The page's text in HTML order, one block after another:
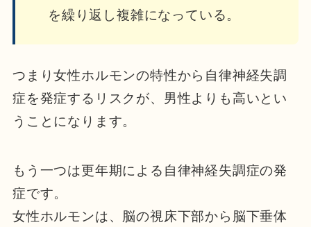
を繰り返し複雑になっている。
つまり女性ホルモンの特性から自律神経失調
症を発症するリスクが、男性よりも高いとい
うことになります。
もう一つは更年期による自律神経失調症の発
症です。
女性ホルモンは、脳の視床下部から脳下垂体